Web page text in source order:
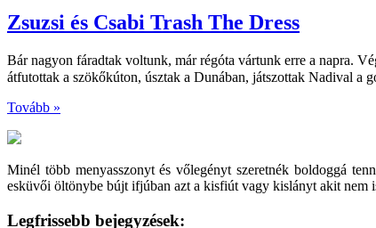
Zsuzsi és Csabi Trash The Dress
Bár nagyon fáradtak voltunk, már régóta vártunk erre a napra.
átfutottak a szökőkúton, úsztak a Dunában, játszottak Nadival a
Tovább »
Minél több menyasszonyt és vőlegényt szeretnék boldoggá
esküvői öltönybe bújt ifjúban azt a kisfiút vagy kislányt akit nem
Legfrissebb bejegyzések: